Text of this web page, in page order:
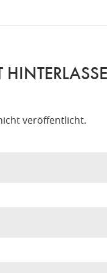
veröffentlicht.